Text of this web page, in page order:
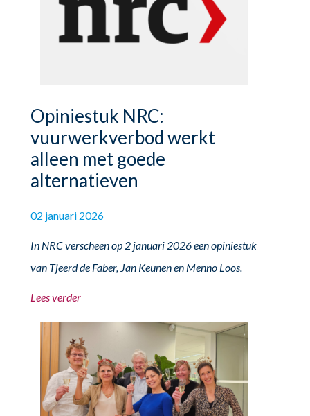
Opiniestuk NRC:
vuurwerkverbod werkt
alleen met goede
alternatieven
02 januari 2026
In NRC verscheen op 2 januari 2026 een opiniestuk
van Tjeerd de Faber, Jan Keunen en Menno Loos.
Lees verder